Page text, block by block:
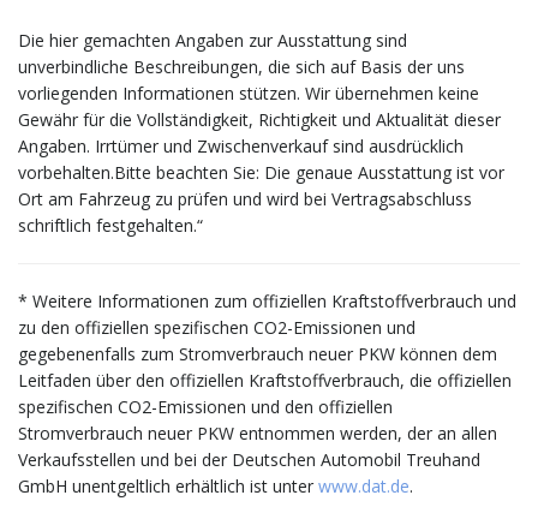
Die hier gemachten Angaben zur Ausstattung sind
unverbindliche Beschreibungen, die sich auf Basis der uns
vorliegenden Informationen stützen. Wir übernehmen keine
Gewähr für die Vollständigkeit, Richtigkeit und Aktualität dieser
Angaben. Irrtümer und Zwischenverkauf sind ausdrücklich
vorbehalten.Bitte beachten Sie: Die genaue Ausstattung ist vor
Ort am Fahrzeug zu prüfen und wird bei Vertragsabschluss
schriftlich festgehalten.“
* Weitere Informationen zum offiziellen Kraftstoffverbrauch und
zu den offiziellen spezifischen CO2-Emissionen und
gegebenenfalls zum Stromverbrauch neuer PKW können dem
Leitfaden über den offiziellen Kraftstoffverbrauch, die offiziellen
spezifischen CO2-Emissionen und den offiziellen
Stromverbrauch neuer PKW entnommen werden, der an allen
Verkaufsstellen und bei der Deutschen Automobil Treuhand
GmbH unentgeltlich erhältlich ist unter www.dat.de.